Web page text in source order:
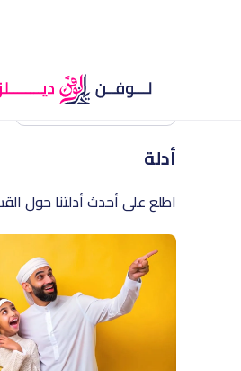
العودة إلى الصفحة الرئيسية
أدلة
اطلع على أحدث أدلتنا حول